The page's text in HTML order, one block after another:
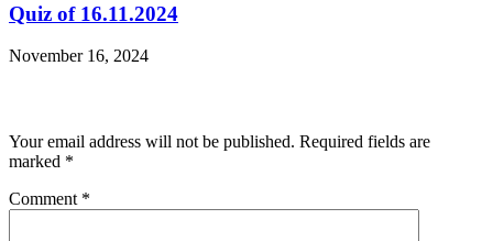
Quiz of 16.11.2024
November 16, 2024
Your email address will not be published. Required fields are
marked *
Comment *